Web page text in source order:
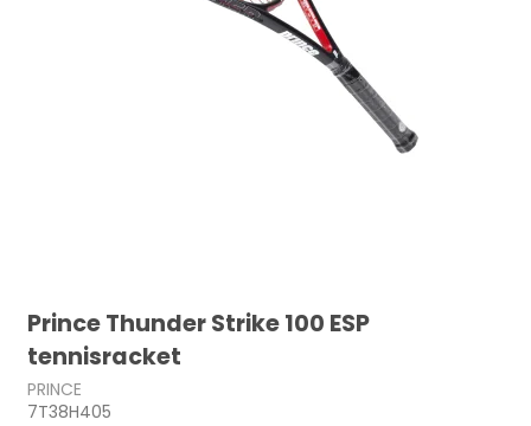
Prince Thunder Strike 100 ESP
tennisracket
PRINCE
7T38H405